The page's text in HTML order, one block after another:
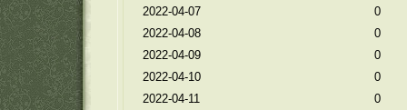
2022-04-07
0
2022-04-08
0
2022-04-09
0
2022-04-10
0
2022-04-11
0